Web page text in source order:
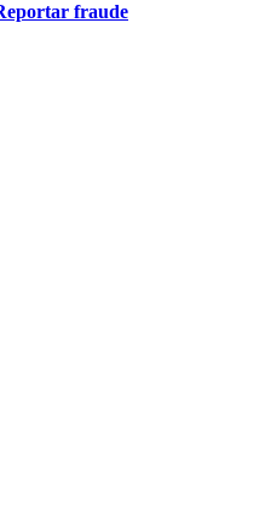
fraude